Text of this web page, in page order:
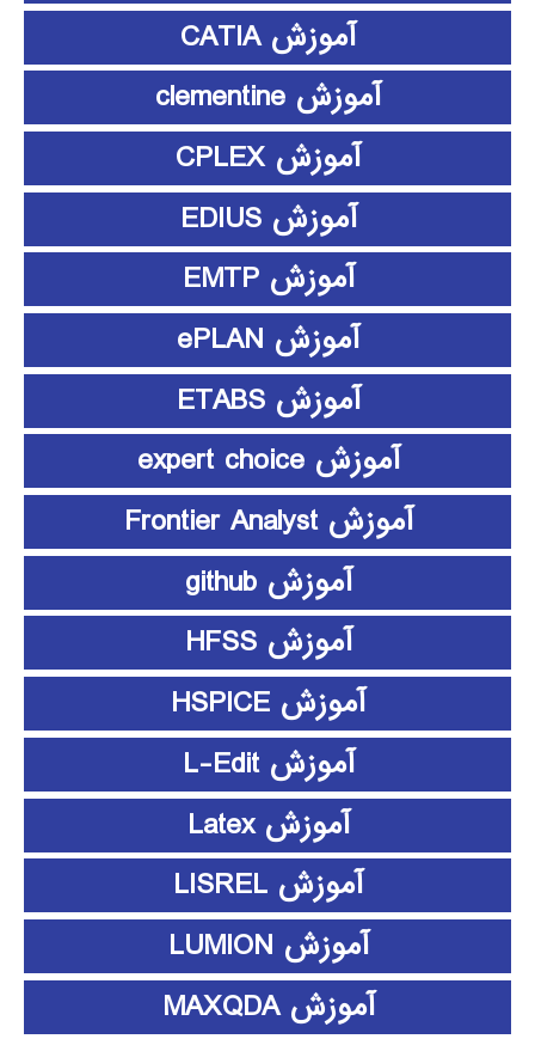
آموزش CATIA
آموزش clementine
آموزش CPLEX
آموزش EDIUS
آموزش EMTP
آموزش ePLAN
آموزش ETABS
آموزش expert choice
آموزش Frontier Analyst
آموزش github
آموزش HFSS
آموزش HSPICE
آموزش L-Edit
آموزش Latex
آموزش LISREL
آموزش LUMION
آموزش MAXQDA